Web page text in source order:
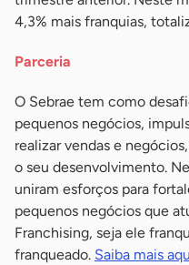
4,3% mais franquias,
Parceria
O Sebrae tem como
pequenos negócios,
realizar vendas e
o seu desenvolvimento.
uniram esforços para
pequenos negócios que
Franchising, seja ele
franqueado. Saiba mais